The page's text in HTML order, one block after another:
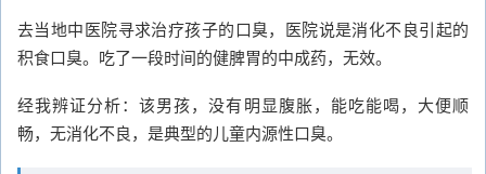
去当地中医院寻求治疗孩子的口臭，医院说是消化不良引起的
积食口臭。吃了一段时间的健脾胃的中成药，无效。
经我辨证分析：该男孩，没有明显腹胀，能吃能喝，大便顺
畅，无消化不良，是典型的儿童内源性口臭。